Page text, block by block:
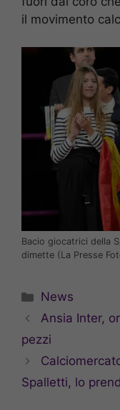
il movimento
Bacio giocatrici della
dimette (La Presse
Categorie
News
Ansia Inter,
pezzi
Spalletti, lo